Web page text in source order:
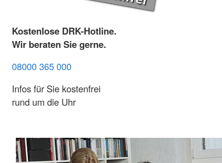
Kostenlose DRK-Hotline.
Wir beraten Sie gerne.
08000 365 000
Infos für Sie kostenfrei
rund um die Uhr